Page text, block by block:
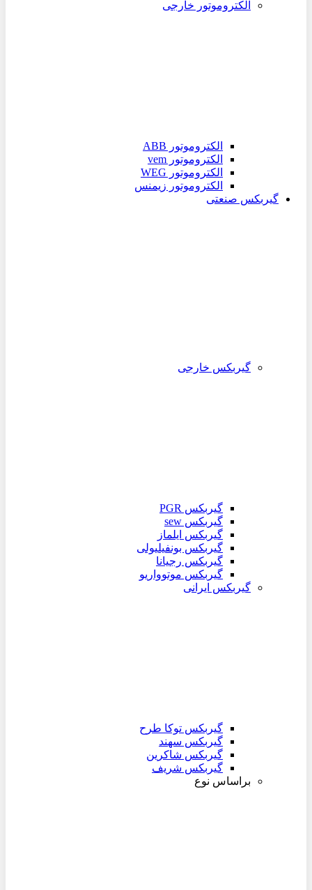
الکتروموتور خارجی
الکتروموتور ABB
الکتروموتور vem
الکتروموتور WEG
الکتروموتور زیمنس
گیربکس صنعتی
گیربکس خارجی
گیربکس PGR
گیربکس sew
گیربکس ایلماز
گیربکس بونفیلیولی
گیربکس رجیانا
گیربکس موتوواریو
گیربکس ایرانی
گیربکس توکا طرح
گیربکس سهند
گیربکس شاکرین
گیربکس شریف
براساس نوع